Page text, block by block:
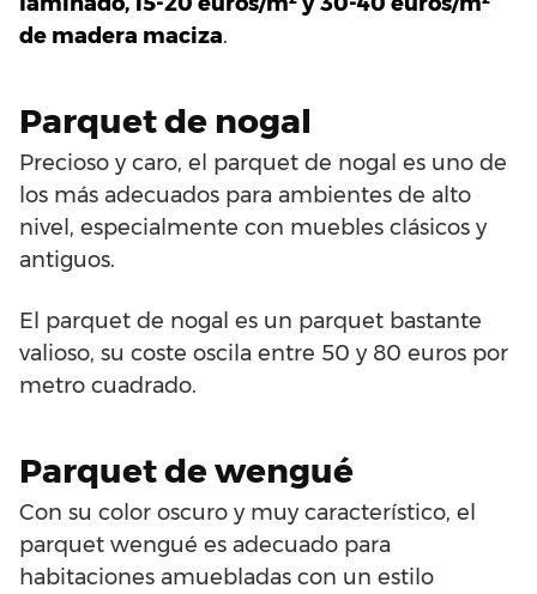
de madera maciza.
Parquet de nogal
Precioso y caro, el parquet de nogal es uno de
los más adecuados para ambientes de alto
nivel, especialmente con muebles clásicos y
antiguos.
El parquet de nogal es un parquet bastante
valioso, su coste oscila entre 50 y 80 euros por
metro cuadrado.
Parquet de wengué
Con su color oscuro y muy característico, el
parquet wengué es adecuado para
habitaciones amuebladas con un estilo